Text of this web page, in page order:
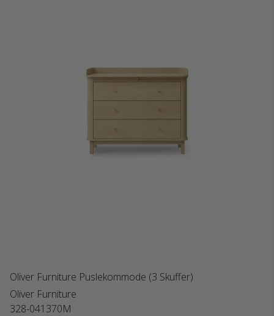
Oliver Furniture Puslekommode (3 Skuffer)
Oliver Furniture
328-041370M